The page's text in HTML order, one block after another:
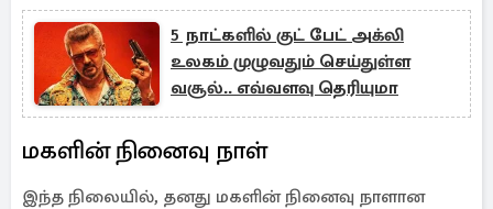
5 நாட்களில் குட் பேட் அக்லி
உலகம் முழுவதும் செய்துள்ள
வசூல்.. எவ்வளவு தெரியுமா
மகளின் நினைவு நாள்
இந்த நிலையில், தனது மகளின் நினைவு நாளான